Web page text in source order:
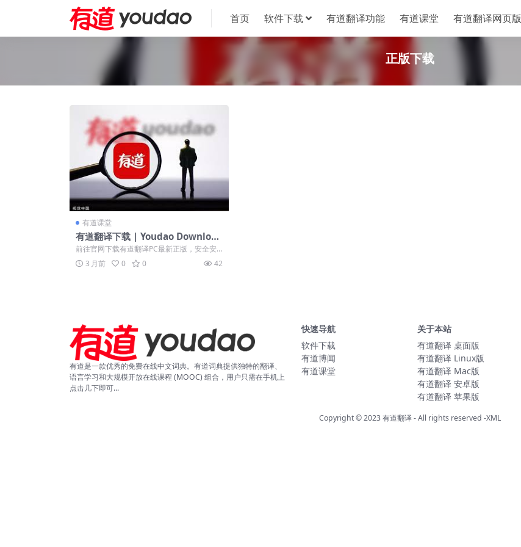
首页 软件下载 有道翻译功能 有道课堂 有道翻译网页版
正版下载
有道课堂
有道翻译下载 | Youdao Download
for PC 官方最新正版安装指南
前往官网下载有道翻译PC最新正版，安全安
装Win与Mac客户端。高效开启截图OC...
3 月前 0 0 42
有道是一款优秀的免费在线中文词典。有道词典提供独特的翻译、
语言学习和大规模开放在线课程 (MOOC) 组合，用户只需在手机上
点击几下即可...
快速导航
软件下载
有道博闻
有道课堂
关于本站
有道翻译 桌面版
有道翻译 Linux版
有道翻译 Mac版
有道翻译 安卓版
有道翻译 苹果版
Copyright © 2023有道翻译- All rights reserved -XML